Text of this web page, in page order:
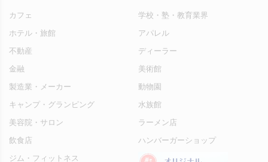
カフェ
ホテル・旅館
不動産
金融
製造業・メーカー
キャンプ・グランピング
美容院・サロン
飲食店
ジム・フィットネス
学校・塾・教育業界
アパレル
ディーラー
美術館
動物園
水族館
ラーメン店
ハンバーガーショップ